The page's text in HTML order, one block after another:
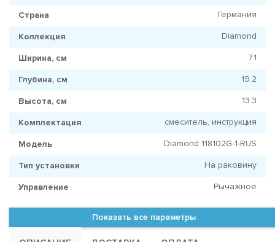
Страна Германия
Коллекция Diamond
Ширина, см 7.1
Глубина, см 19.2
Высота, см 13.3
Комплектация смеситель, инструкция
Модель Diamond 118102G-1-RUS
Тип установки На раковину
Управление Рычажное
Показать все параметры